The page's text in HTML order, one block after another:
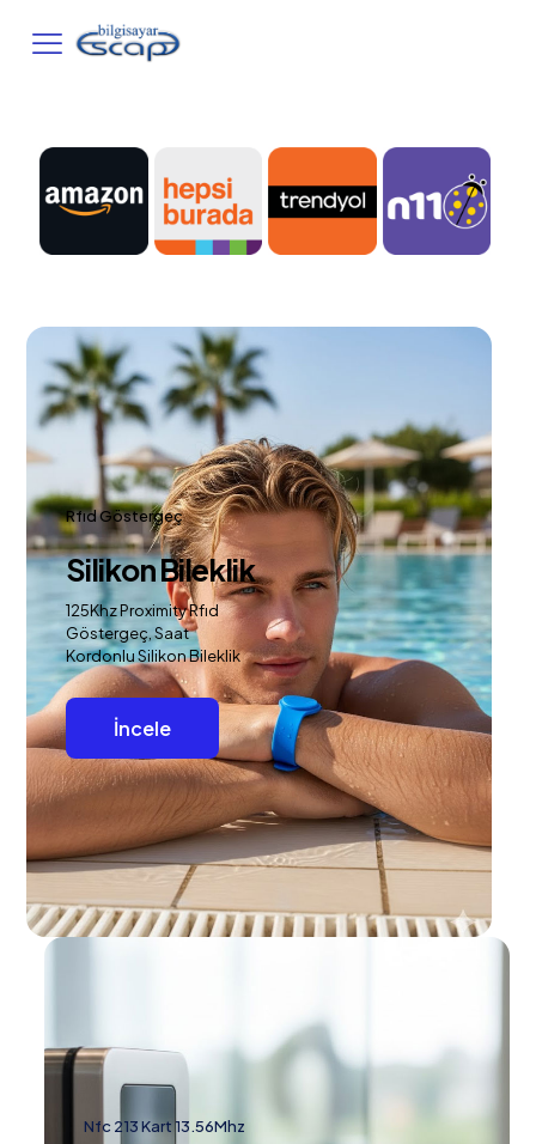
Rfıd Göstergeç
Silikon Bileklik
125Khz Proximity Rfıd
Göstergeç, Saat
Kordonlu Silikon Bileklik
İncele
Nfc 213 Kart 13.56Mhz